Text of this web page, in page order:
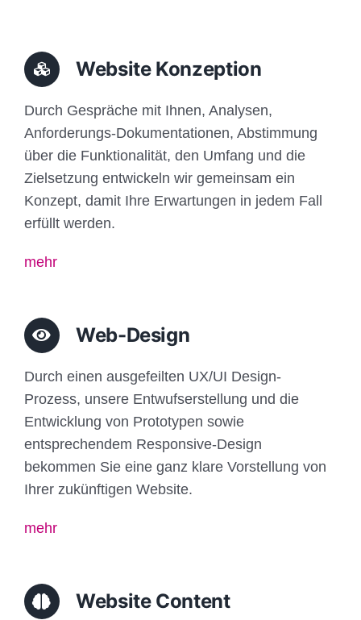
Website Konzeption
Durch Gespräche mit Ihnen, Analysen,
Anforderungs-Dokumentationen, Abstimmung
über die Funktionalität, den Umfang und die
Zielsetzung entwickeln wir gemeinsam ein
Konzept, damit Ihre Erwartungen in jedem Fall
erfüllt werden.
mehr
Web-Design
Durch einen ausgefeilten UX/UI Design-
Prozess, unsere Entwufserstellung und die
Entwicklung von Prototypen sowie
entsprechendem Responsive-Design
bekommen Sie eine ganz klare Vorstellung von
Ihrer zukünftigen Website.
mehr
Website Content